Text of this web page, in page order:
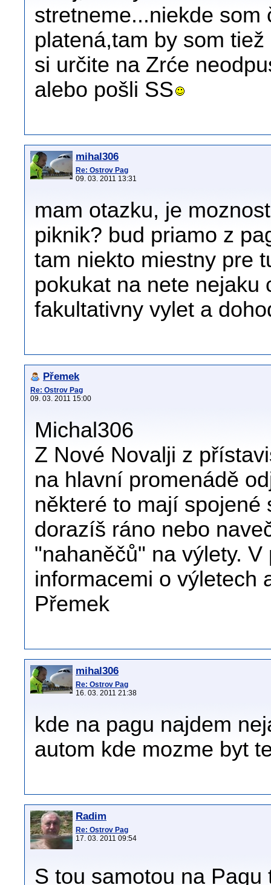
stretneme...niekde
platená,tam by som
si určite na Zrće
alebo pošli SS
mihal306
Re: Ostrov Pag
09. 03. 2011 13:31
mam otazku, je
piknik? bud priamo z
tam niekto miestny pre
pokukat na nete nejaku
fakultativny vylet a
Přemek
Re: Ostrov Pag
09. 03. 2011 15:00
Michal306
Z Nové Novalji z
na hlavní promenádě
některé to mají spojené
dorazíš ráno nebo
"nahaněčů" na výlety.
informacemi o výletech
Přemek
mihal306
Re: Ostrov Pag
16. 03. 2011 21:38
kde na pagu najdem
autom kde mozme byt
Radim
Re: Ostrov Pag
17. 03. 2011 09:54
S tou samotou na